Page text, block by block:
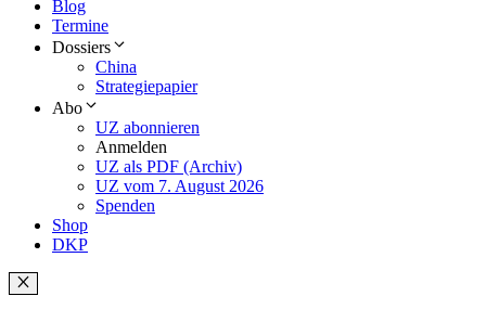
Blog
Termine
Dossiers
China
Strategiepapier
Abo
UZ abonnieren
Anmelden
UZ als PDF (Archiv)
UZ vom 7. August 2026
Spenden
Shop
DKP
Schließen